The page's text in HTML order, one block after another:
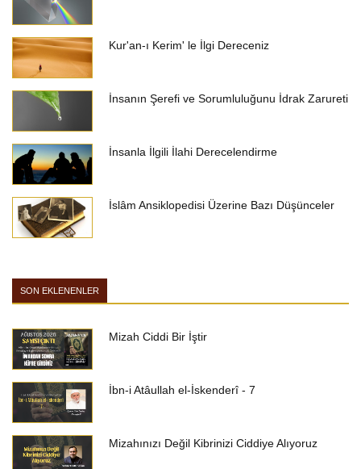
Kur'an-ı Kerim' le İlgi Dereceniz
İnsanın Şerefi ve Sorumluluğunu İdrak Zarureti
İnsanla İlgili İlahi Derecelendirme
İslâm Ansiklopedisi Üzerine Bazı Düşünceler
SON EKLENENLER
Mizah Ciddi Bir İştir
İbn-i Atâullah el-İskenderî - 7
Mizahınızı Değil Kibrinizi Ciddiye Alıyoruz